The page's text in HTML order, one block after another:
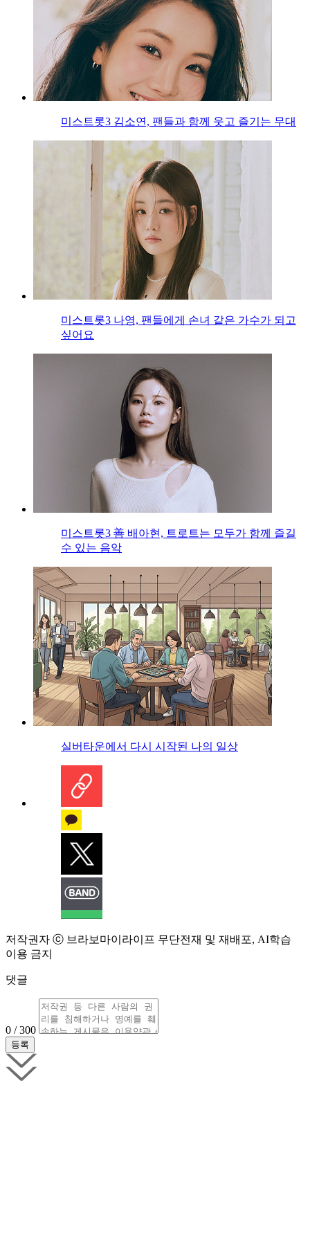
미스트롯3 김소연, 팬들과 함께 웃고 즐기는 무대
미스트롯3 나영, 팬들에게 손녀 같은 가수가 되고
싶어요
미스트롯3 善 배아현, 트로트는 모두가 함께 즐길
수 있는 음악
실버타운에서 다시 시작된 나의 일상
저작권자 ⓒ 브라보마이라이프 무단전재 및 재배포, AI학습
이용 금지
댓글
0 / 300